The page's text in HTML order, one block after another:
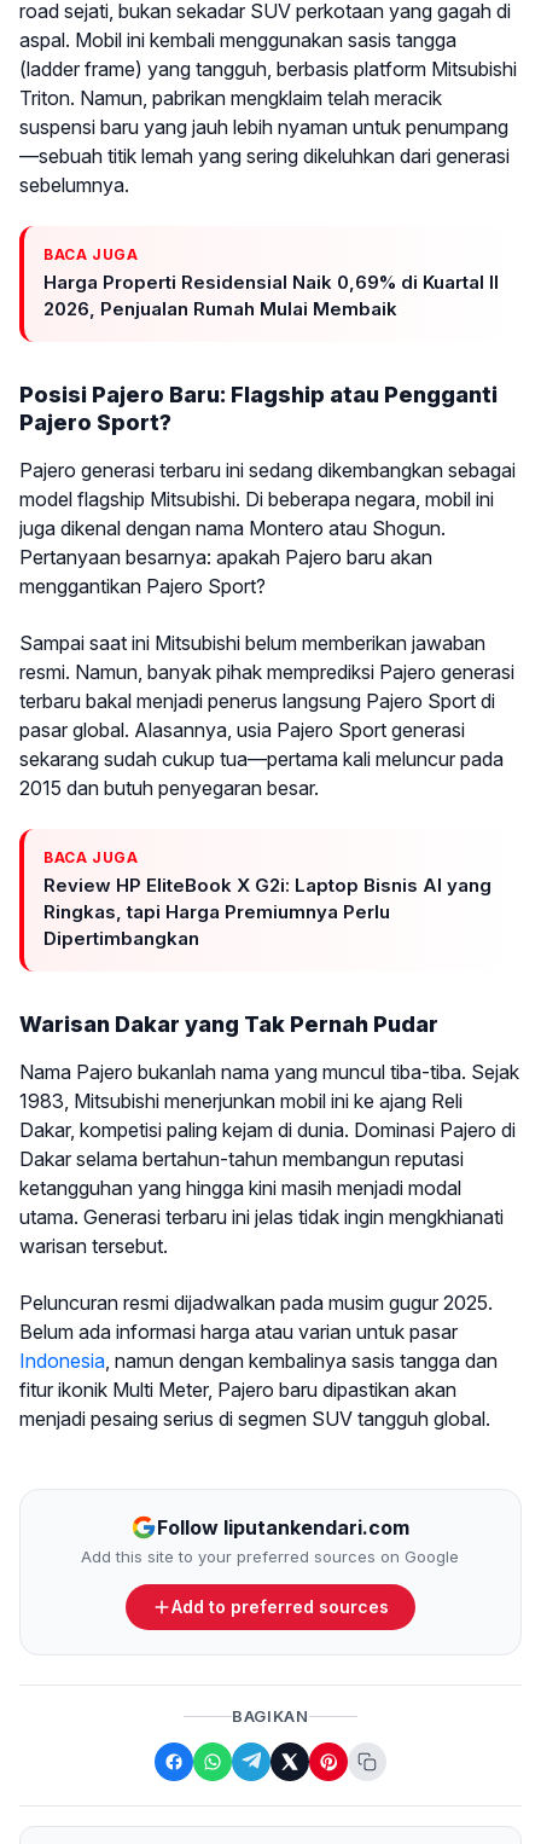
road sejati, bukan sekadar SUV perkotaan yang gagah di
aspal. Mobil ini kembali menggunakan sasis tangga
(ladder frame) yang tangguh, berbasis platform Mitsubishi
Triton. Namun, pabrikan mengklaim telah meracik
suspensi baru yang jauh lebih nyaman untuk penumpang
—sebuah titik lemah yang sering dikeluhkan dari generasi
sebelumnya.
BACA JUGA
Harga Properti Residensial Naik 0,69% di Kuartal II
2026, Penjualan Rumah Mulai Membaik
Posisi Pajero Baru: Flagship atau Pengganti
Pajero Sport?
Pajero generasi terbaru ini sedang dikembangkan sebagai
model flagship Mitsubishi. Di beberapa negara, mobil ini
juga dikenal dengan nama Montero atau Shogun.
Pertanyaan besarnya: apakah Pajero baru akan
menggantikan Pajero Sport?
Sampai saat ini Mitsubishi belum memberikan jawaban
resmi. Namun, banyak pihak memprediksi Pajero generasi
terbaru bakal menjadi penerus langsung Pajero Sport di
pasar global. Alasannya, usia Pajero Sport generasi
sekarang sudah cukup tua—pertama kali meluncur pada
2015 dan butuh penyegaran besar.
BACA JUGA
Review HP EliteBook X G2i: Laptop Bisnis AI yang
Ringkas, tapi Harga Premiumnya Perlu
Dipertimbangkan
Warisan Dakar yang Tak Pernah Pudar
Nama Pajero bukanlah nama yang muncul tiba-tiba. Sejak
1983, Mitsubishi menerjunkan mobil ini ke ajang Reli
Dakar, kompetisi paling kejam di dunia. Dominasi Pajero di
Dakar selama bertahun-tahun membangun reputasi
ketangguhan yang hingga kini masih menjadi modal
utama. Generasi terbaru ini jelas tidak ingin mengkhianati
warisan tersebut.
Peluncuran resmi dijadwalkan pada musim gugur 2025.
Belum ada informasi harga atau varian untuk pasar
Indonesia , namun dengan kembalinya sasis tangga dan
fitur ikonik Multi Meter, Pajero baru dipastikan akan
menjadi pesaing serius di segmen SUV tangguh global.
Follow liputankendari.com
Add this site to your preferred sources on Google
Add to preferred sources
BAGIKAN